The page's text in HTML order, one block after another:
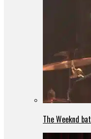
The Weeknd